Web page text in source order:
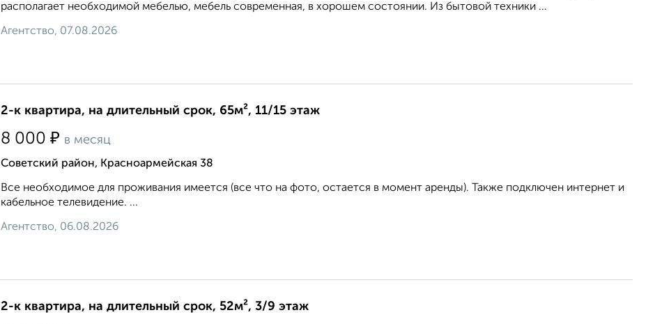
располагает необходимой мебелью, мебель современная, в хорошем состоянии. Из бытовой техники ...
Агентство, 07.08.2026
2-к квартира, на длительный срок, 65м², 11/15 этаж
8 000 ₽ в месяц
Советский район, Красноармейская 38
Все необходимое для проживания имеется (все что на фото, остается в момент аренды). Также подключен интернет и
кабельное телевидение. ...
Агентство, 06.08.2026
2-к квартира, на длительный срок, 52м², 3/9 этаж